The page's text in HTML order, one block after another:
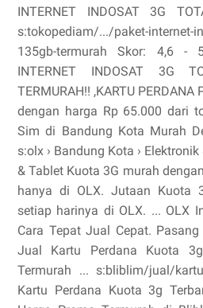
INTERNET INDOSAT 3G
s:tokopediam/.../paket-internet-
135gb-termurah Skor: 4,6 -
INTERNET INDOSAT 3G
TERMURAH!! ,KARTU PERDANA
dengan harga Rp 65.000 dari
Sim di Bandung Kota Murah
s:olx › Bandung Kota ›
& Tablet Kuota 3G murah
hanya di OLX. Jutaan Kuota
setiap harinya di OLX. ... OLX
Cara Tepat Jual Cepat.
Jual Kartu Perdana Kuota
Termurah ... s:bliblim/jual/
Kartu Perdana Kuota 3g